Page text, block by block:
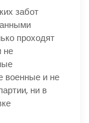
забот
проходят
не
военные и не
ни в